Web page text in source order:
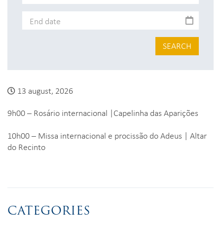
SEARCH
13 august, 2026
9h00 – Rosário internacional |Capelinha das Aparições
10h00 – Missa internacional e procissão do Adeus | Altar
do Recinto
CATEGORIES